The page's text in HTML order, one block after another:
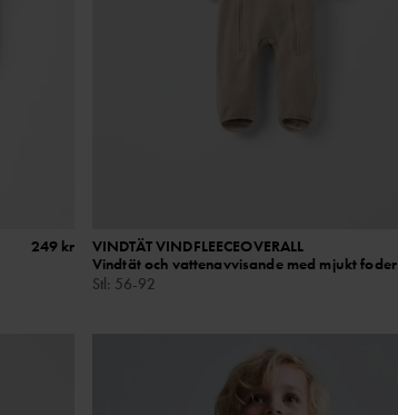
249 kr
VINDTÄT VINDFLEECEOVERALL
Vindtät och vattenavvisande med mjukt foder
Stl: 56-92